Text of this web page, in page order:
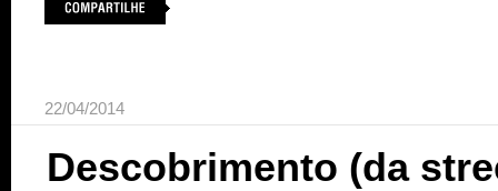
22/04/2014
Descobrimento (da